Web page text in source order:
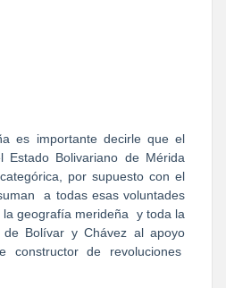
es importante decirle que el
Estado Bolivariano de Mérida
por supuesto con el
a todas esas voluntades
geografía merideña
y toda la
Bolívar y Chávez al apoyo
constructor de revoluciones